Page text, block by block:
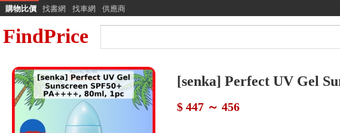
購物比價 找書網 找車網 供應商
FindPrice
[senka] Perfect UV Gel
$ 447 ～ 456